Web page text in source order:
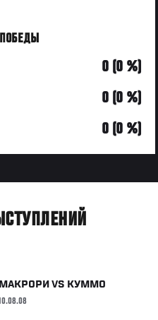
0 (0 %)
0 (0 %)
0 (0 %)
МАКРОРИ VS КУММО